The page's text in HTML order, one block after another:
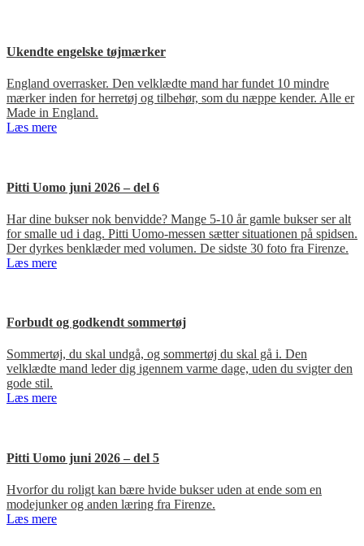
Ukendte engelske tøjmærker
England overrasker. Den velklædte mand har fundet 10 mindre
mærker inden for herretøj og tilbehør, som du næppe kender. Alle er
Made in England.
Læs mere
Pitti Uomo juni 2026 – del 6
Har dine bukser nok benvidde? Mange 5-10 år gamle bukser ser alt
for smalle ud i dag. Pitti Uomo-messen sætter situationen på spidsen.
Der dyrkes benklæder med volumen. De sidste 30 foto fra Firenze.
Læs mere
Forbudt og godkendt sommertøj
Sommertøj, du skal undgå, og sommertøj du skal gå i. Den
velklædte mand leder dig igennem varme dage, uden du svigter den
gode stil.
Læs mere
Pitti Uomo juni 2026 – del 5
Hvorfor du roligt kan bære hvide bukser uden at ende som en
modejunker og anden læring fra Firenze.
Læs mere